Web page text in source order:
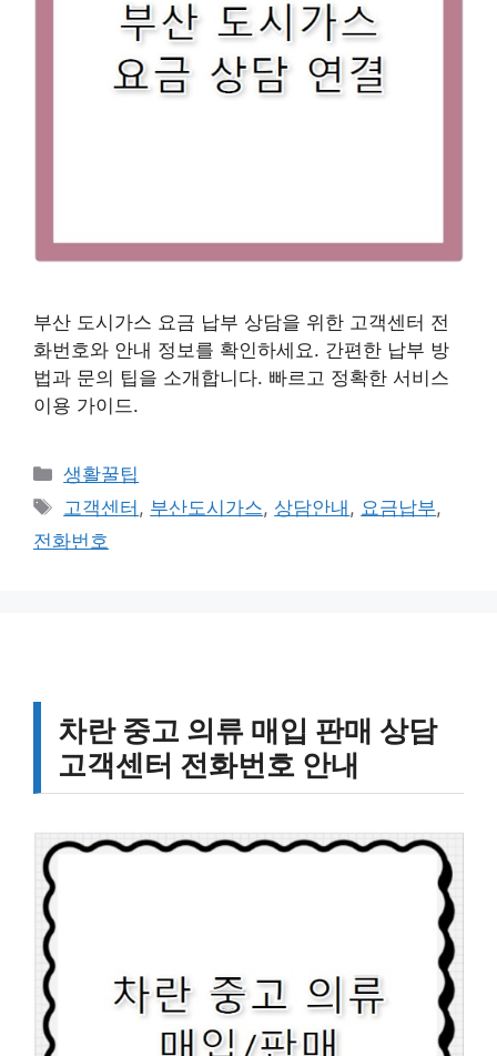
부산 도시가스 요금 납부 상담을 위한 고객센터 전
화번호와 안내 정보를 확인하세요. 간편한 납부 방
법과 문의 팁을 소개합니다. 빠르고 정확한 서비스
이용 가이드.
카
테
리
생활꿀팁
태
그
고객센터 , 부산도시가스, 상담안내 , 요금납부,
전화번호
차란 중고 의류 매입 판매 상담
고객센터 전화번호 안내